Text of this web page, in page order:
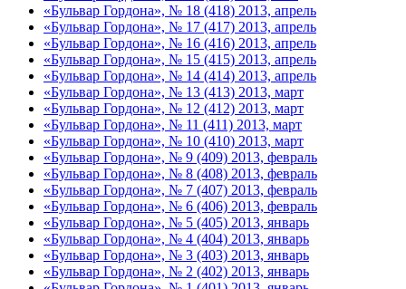
«Бульвар Гордона», № 18 (418) 2013, апрель
«Бульвар Гордона», № 17 (417) 2013, апрель
«Бульвар Гордона», № 16 (416) 2013, апрель
«Бульвар Гордона», № 15 (415) 2013, апрель
«Бульвар Гордона», № 14 (414) 2013, апрель
«Бульвар Гордона», № 13 (413) 2013, март
«Бульвар Гордона», № 12 (412) 2013, март
«Бульвар Гордона», № 11 (411) 2013, март
«Бульвар Гордона», № 10 (410) 2013, март
«Бульвар Гордона», № 9 (409) 2013, февраль
«Бульвар Гордона», № 8 (408) 2013, февраль
«Бульвар Гордона», № 7 (407) 2013, февраль
«Бульвар Гордона», № 6 (406) 2013, февраль
«Бульвар Гордона», № 5 (405) 2013, январь
«Бульвар Гордона», № 4 (404) 2013, январь
«Бульвар Гордона», № 3 (403) 2013, январь
«Бульвар Гордона», № 2 (402) 2013, январь